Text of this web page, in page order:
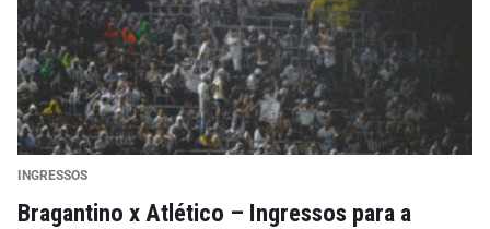
INGRESSOS
Bragantino x Atlético – Ingressos para a